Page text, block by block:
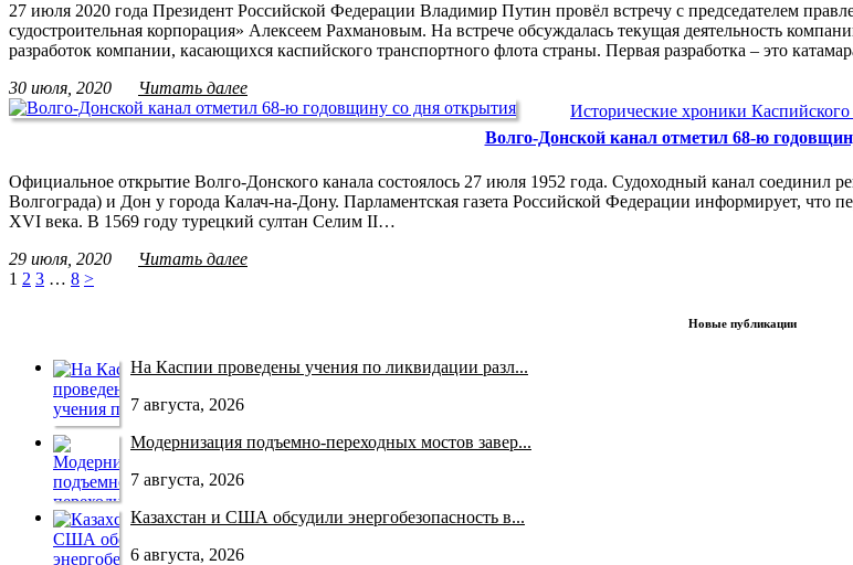
27 июля 2020 года Президент Российской Федерации Владимир Путин провёл встречу с председателем
судостроительная корпорация» Алексеем Рахмановым. На встрече обсуждалась текущая деятельность
разработок компании, касающихся каспийского транспортного флота страны. Первая разработка – это
30 июля, 2020
Читать далее
Исторические хроники Каспийского
Волго-Донской канал отметил 68-ю
Официальное открытие Волго-Донского канала состоялось 27 июля 1952 года. Судоходный канал
Волгограда) и Дон у города Калач-на-Дону. Парламентская газета Российской Федерации информирует, что
XVI века. В 1569 году турецкий султан Селим II…
29 июля, 2020
Читать далее
1 2 3 … 8 >
Новые публикации
На Каспии проведены учения по ликвидации разл...
7 августа, 2026
Модернизация подъемно-переходных мостов завер...
7 августа, 2026
Казахстан и США обсудили энергобезопасность в...
6 августа, 2026